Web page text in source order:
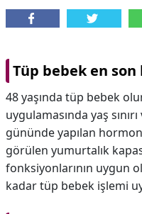
Tüp bebek en son
48 yaşında tüp bebek
uygulamasında yaş
gününde yapılan
görülen yumurtalık
fonksiyonlarının uygun
kadar tüp bebek işlemi